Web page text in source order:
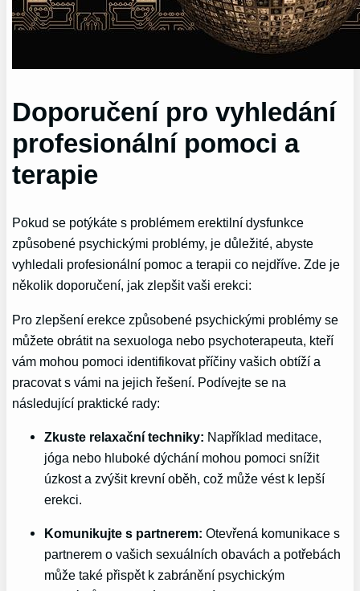
Doporučení pro vyhledání
profesionální pomoci a
terapie
Pokud se potýkáte s problémem erektilní dysfunkce
způsobené psychickými problémy, je důležité, abyste
vyhledali profesionální pomoc a terapii co nejdříve. Zde je
několik doporučení, jak zlepšit vaši erekci:
Pro zlepšení erekce způsobené psychickými problémy se
můžete obrátit na sexuologa nebo psychoterapeuta, kteří
vám mohou pomoci identifikovat příčiny vašich obtíží a
pracovat s vámi na jejich řešení. Podívejte se na
následující praktické rady:
Zkuste relaxační techniky: Například meditace,
jóga nebo hluboké dýchání mohou pomoci snížit
úzkost a zvýšit krevní oběh, což může vést k lepší
erekci.
Komunikujte s partnerem: Otevřená komunikace s
partnerem o vašich sexuálních obavách a potřebách
může také přispět k zabránění psychickým